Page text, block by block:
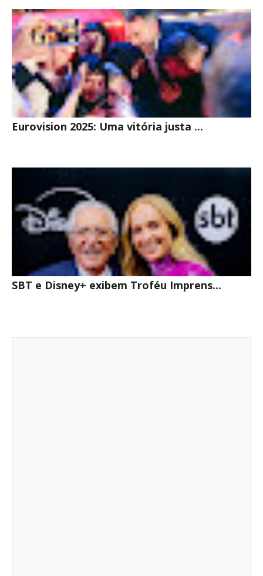
Eurovision 2025: Uma vitória justa ...
SBT e Disney+ exibem Troféu Imprens...